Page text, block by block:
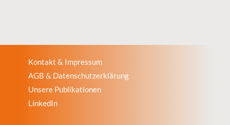
Kontakt & Impressum
AGB & Datenschutzerklärung
Unsere Publikationen
LinkedIn